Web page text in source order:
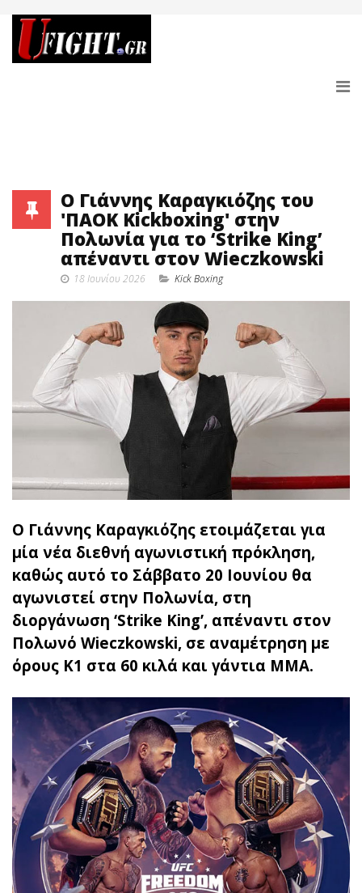
Ο Γιάννης Καραγκιόζης του
'ΠΑΟΚ Kickboxing' στην
Πολωνία για το ‘Strike King’
απέναντι στον Wieczkowski
18 Ιουνίου 2026 Κick Boxing
Ο Γιάννης Καραγκιόζης ετοιμάζεται για
μία νέα διεθνή αγωνιστική πρόκληση,
καθώς αυτό το Σάββατο 20 Ιουνίου θα
αγωνιστεί στην Πολωνία, στη
διοργάνωση ‘Strike King’, απέναντι στον
Πολωνό Wieczkowski, σε αναμέτρηση με
όρους K1 στα 60 κιλά και γάντια MMA.